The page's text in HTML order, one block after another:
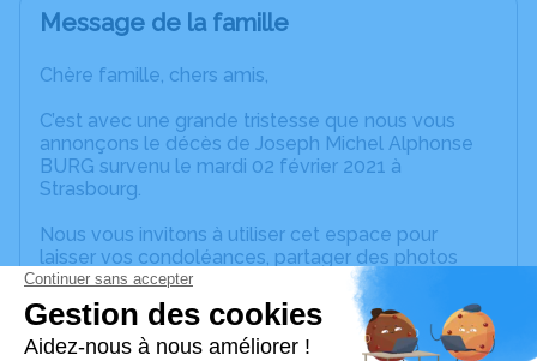
Message de la famille
Chère famille, chers amis,
C’est avec une grande tristesse que nous vous
annonçons le décès de Joseph Michel Alphonse
BURG survenu le mardi 02 février 2021 à
Strasbourg.
Nous vous invitons à utiliser cet espace pour
laisser vos condoléances, partager des photos
souvenirs, une anecdote ou exprimer vos pensées
à travers des poèmes ou des textes. Cet endroit
est un lieu d'expression dédié à honorer la
mémoire de Joseph Michel Alphonse BURG.